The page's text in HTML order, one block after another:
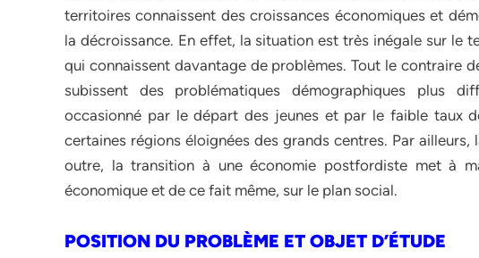
territoires connaissent des croissances économiques et
la décroissance. En effet, la situation est très inégale sur le
qui connaissent davantage de problèmes. Tout le contraire
subissent des problématiques démographiques plus
occasionné par le départ des jeunes et par le faible taux
certaines régions éloignées des grands centres. Par
outre, la transition à une économie postfordiste met à
économique et de ce fait même, sur le plan social.
POSITION DU PROBLÈME ET OBJET D’ÉTUDE